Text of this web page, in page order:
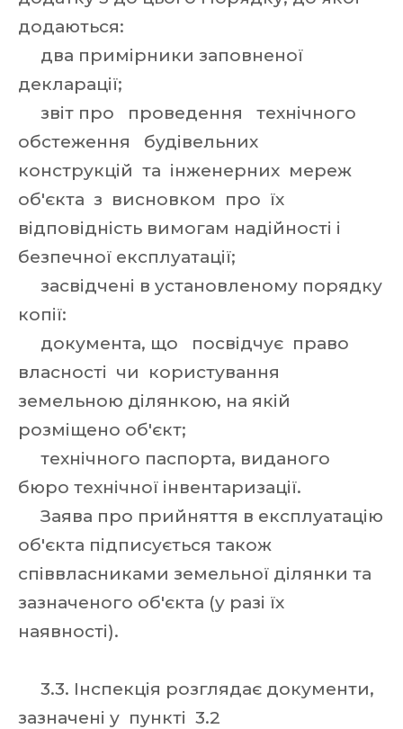
додаються:
два примірники заповненої
декларації;
звіт про проведення технічного
обстеження будівельних
конструкцій та інженерних мереж
об'єкта з висновком про їх
відповідність вимогам надійності і
безпечної експлуатації;
засвідчені в установленому порядку
копії:
документа, що посвідчує право
власності чи користування
земельною ділянкою, на якій
розміщено об'єкт;
технічного паспорта, виданого
бюро технічної інвентаризації.
Заява про прийняття в експлуатацію
об'єкта підписується також
співвласниками земельної ділянки та
зазначеного об'єкта (у разі їх
наявності).
3.3. Інспекція розглядає документи,
зазначені у пункті 3.2